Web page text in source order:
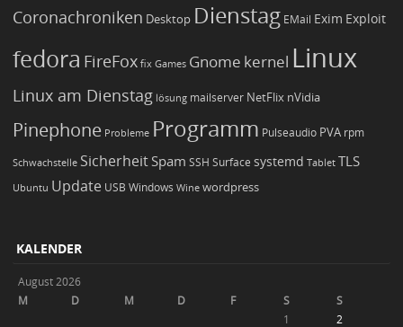
Coronachroniken Desktop Dienstag EMail Exim Exploit
fedora FireFox fix Games Gnome kernel Linux
Linux am Dienstag lösung mailserver NetFlix nVidia
Pinephone Probleme Programm Pulseaudio PVA rpm
Schwachstelle Sicherheit Spam SSH Surface systemd Tablet TLS
Ubuntu Update USB Windows Wine wordpress
KALENDER
August 2026
M
D M D F S
S
1
2